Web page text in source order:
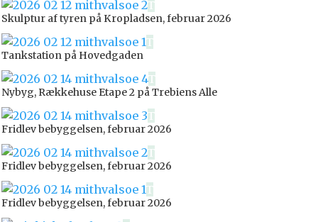
Skulptur af tyren på Kropladsen, februar 2026
Tankstation på Hovedgaden
Nybyg, Rækkehuse Etape 2 på Trebiens Alle
Fridlev bebyggelsen, februar 2026
Fridlev bebyggelsen, februar 2026
Fridlev bebyggelsen, februar 2026